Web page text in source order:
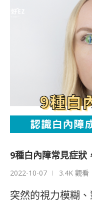
9種白內障常見症狀
2022-10-07 3.4K 觀看
突然的視力模糊